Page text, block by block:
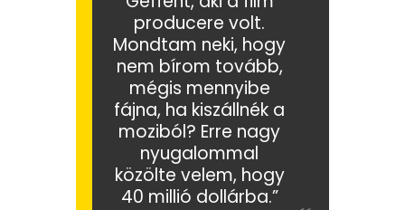
producere volt.
Mondtam neki, hogy
nem bírom tovább,
mégis mennyibe
fájna, ha kiszállnék a
moziból? Erre nagy
nyugalommal
közölte velem, hogy
40 millió dollárba.”